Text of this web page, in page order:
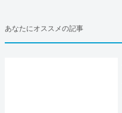
あなたにオススメの記事